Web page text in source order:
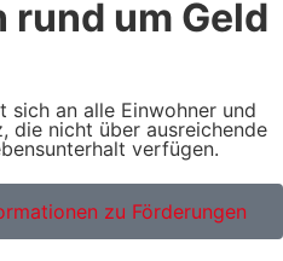
um Geld
an alle Einwohner und
die nicht über ausreichende
verfügen.
zu Förderungen